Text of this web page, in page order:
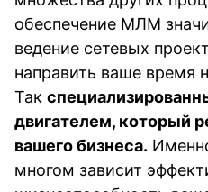
обеспечение МЛМ
ведение сетевых
направить ваше время
Так
двигателем, который
вашего бизнеса.
многом зависит